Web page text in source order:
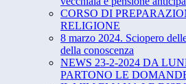
CORSO DI
RELIGIONE
8 marzo 2024. Sciopero
della conoscenza
NEWS 23-2-2024 DA
PARTONO LE